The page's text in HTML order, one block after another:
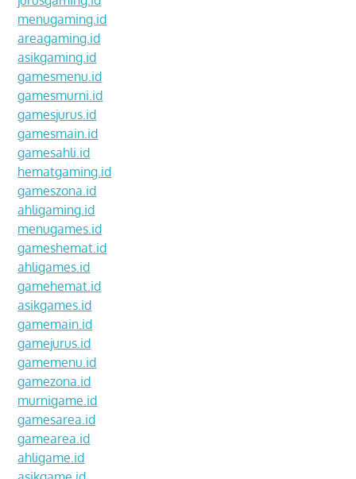
menugaming.id
areagaming.id
asikgaming.id
gamesmenu.id
gamesmurni.id
gamesjurus.id
gamesmain.id
gamesahli.id
hematgaming.id
gameszona.id
ahligaming.id
menugames.id
gameshemat.id
ahligames.id
gamehemat.id
asikgames.id
gamemain.id
gamejurus.id
gamemenu.id
gamezona.id
murnigame.id
gamesarea.id
gamearea.id
ahligame.id